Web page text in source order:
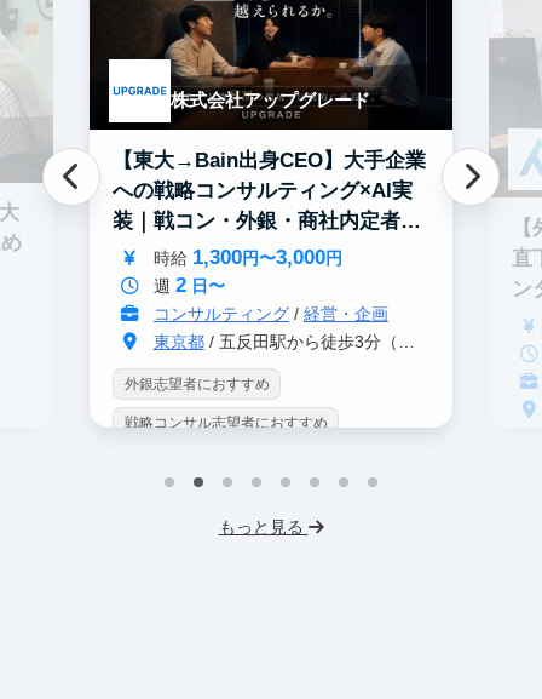
株式会社アップグレード
【東大→Bain出身CEO】大手企業
への戦略コンサルティング×AI実
装｜戦コン・外銀・商社内定者多
数
時給 1,300円〜3,000円
週 2日〜
コンサルティング/ 経営・企画
東京都/ 五反田駅から徒歩3分（大崎駅から徒歩8分）
外銀志望者におすすめ
戦略コンサル志望者におすすめ
データサイエンス
直
ン
もっと見る